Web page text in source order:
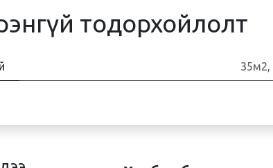
тодорхойлолт
35м2,